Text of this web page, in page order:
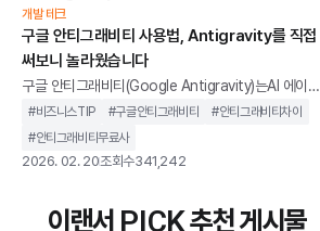
개발 테크
구글 안티그래비티 사용법, Antigravity를 직접
써보니 놀라웠습니다
구글 안티그래비티(Google Antigravity)는AI 에이전
트를 중심으로 설계된 통합 개발 환경을 말합니다. 단순
히 코드 자동완성을 제공하는 도구가 아니라,개발 작업
을 계획하고 실행까지 이어가는 구조를 지향합니다.기
면, 안티그래비티는 AI가 코드 작성, 터미널 실행, 브라
#비즈니스TIP #구글안티그래비티 #안티그래비티차이
#안티그래비티무료사
2026. 02. 20조회수341,242
이랜서 PICK 추천 게시물